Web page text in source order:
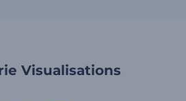
Visualisations